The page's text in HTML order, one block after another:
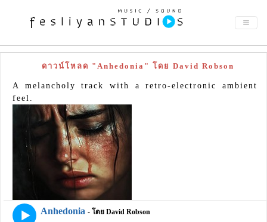
ดาวน์โหลด "Anhedonia" โดย David Robson
A melancholy track with a retro-electronic ambient
feel.
Anhedonia - โดย David Robson